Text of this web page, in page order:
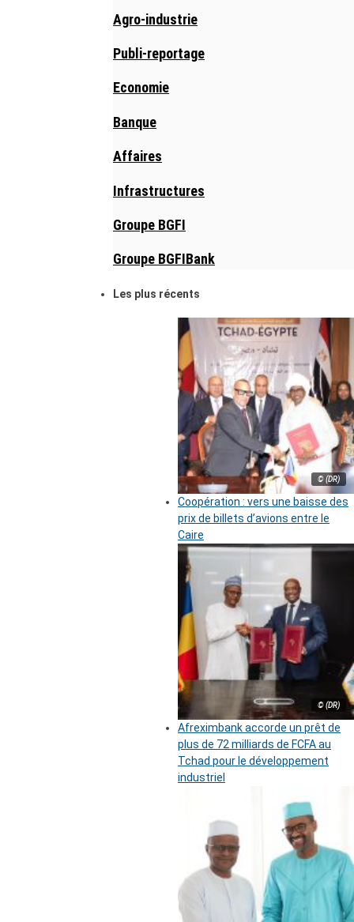
Agro-industrie
Publi-reportage
Economie
Banque
Affaires
Infrastructures
Groupe BGFI
Groupe BGFIBank
Les plus récents
© (DR)
Coopération : vers une baisse des
prix de billets d’avions entre le
Caire
© (DR)
Afreximbank accorde un prêt de
plus de 72 milliards de FCFA au
Tchad pour le développement
industriel